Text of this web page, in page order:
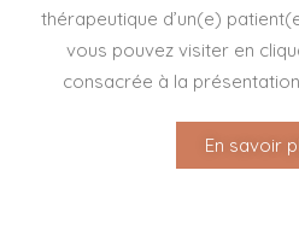
thérapeutique d’un(e)
vous pouvez visiter en
consacrée à la
En savoir